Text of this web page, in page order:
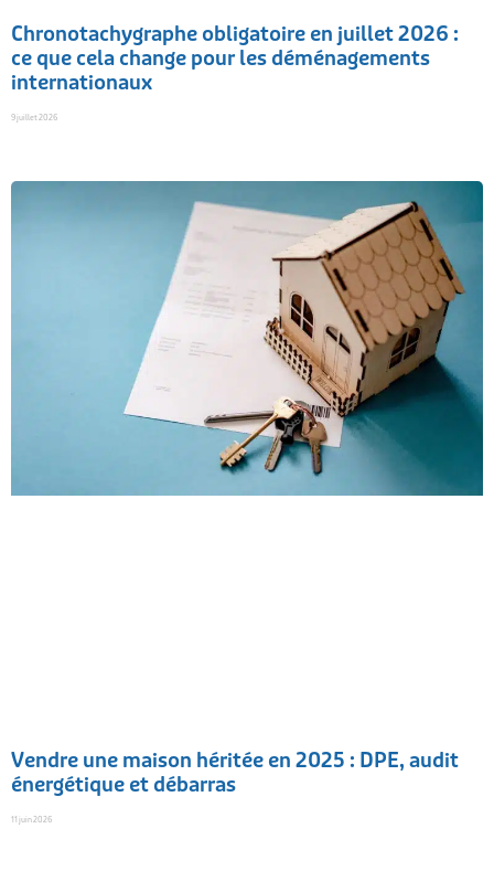
Chronotachygraphe obligatoire en juillet 2026 :
ce que cela change pour les déménagements
internationaux
9 juillet 2026
Vendre une maison héritée en 2025 : DPE, audit
énergétique et débarras
11 juin 2026